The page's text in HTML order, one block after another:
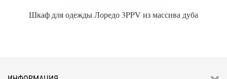
Шкаф для одежды Лоредо 3PPV из массива дуба